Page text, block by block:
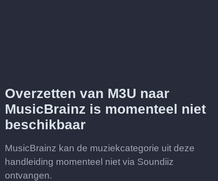
Overzetten van M3U naar
MusicBrainz is momenteel niet
beschikbaar
MusicBrainz kan de muziekcategorie uit deze
handleiding momenteel niet via Soundiiz
ontvangen.